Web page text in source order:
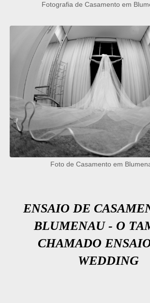
Fotografia de Casamento em
Foto de Casamento em
ENSAIO DE
BLUMENAU - O
CHAMADO
WEDDING